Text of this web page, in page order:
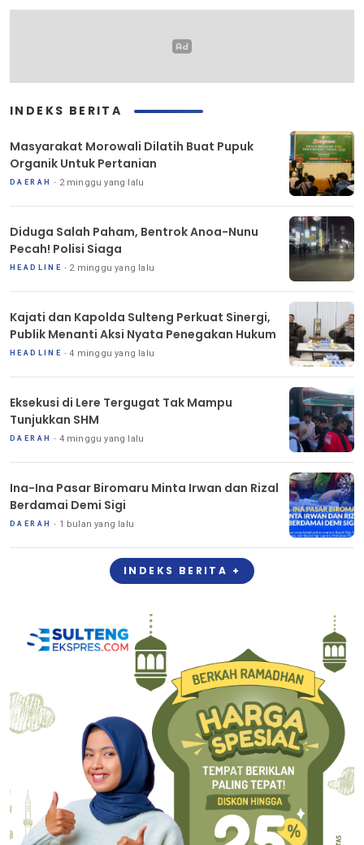
INDEKS BERITA
Masyarakat Morowali Dilatih Buat Pupuk
Organik Untuk Pertanian
DAERAH 2 minggu yang lalu
Diduga Salah Paham, Bentrok Anoa-Nunu
Pecah! Polisi Siaga
HEADLINE 2 minggu yang lalu
Kajati dan Kapolda Sulteng Perkuat Sinergi,
Publik Menanti Aksi Nyata Penegakan Hukum
HEADLINE 4 minggu yang lalu
Eksekusi di Lere Tergugat Tak Mampu
Tunjukkan SHM
DAERAH 4 minggu yang lalu
Ina-Ina Pasar Biromaru Minta Irwan dan Rizal
Berdamai Demi Sigi
DAERAH 1 bulan yang lalu
INDEKS BERITA +